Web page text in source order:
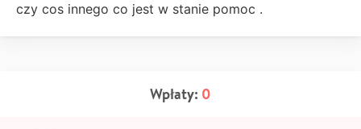
czy cos innego co jest w stanie pomoc .
Wpłaty: 0